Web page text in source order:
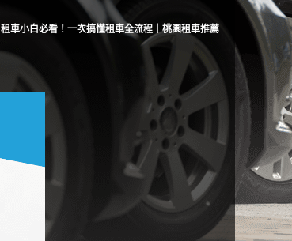
租車小白必看！一次搞懂租車全流程｜桃園租車推薦